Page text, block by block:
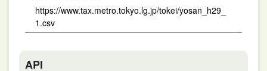
https://www.tax.metro.tokyo.lg.jp/tokei/yosan_h29_
1.csv
API